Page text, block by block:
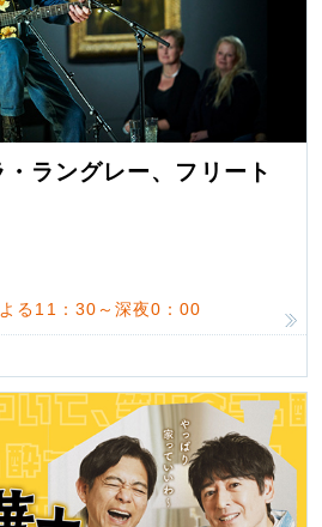
ラングレー、フリート
る11：30～深夜0：00